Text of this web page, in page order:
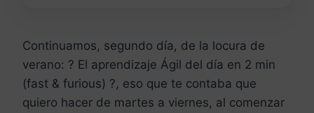
Continuamos, segundo día, de la locura de
verano: ? El aprendizaje Ágil del día en 2 min
(fast & furious) ?, eso que te contaba que
quiero hacer de martes a viernes, al comenzar